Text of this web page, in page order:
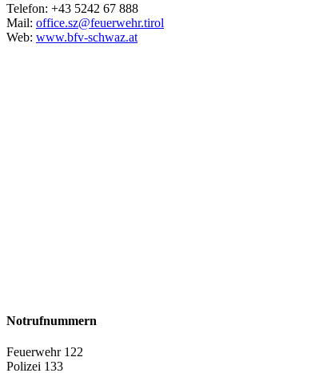
Telefon: +43 5242 67 888
Mail: office.sz@feuerwehr.tirol
Web: www.bfv-schwaz.at
Notrufnummern
Feuerwehr 122
Polizei 133